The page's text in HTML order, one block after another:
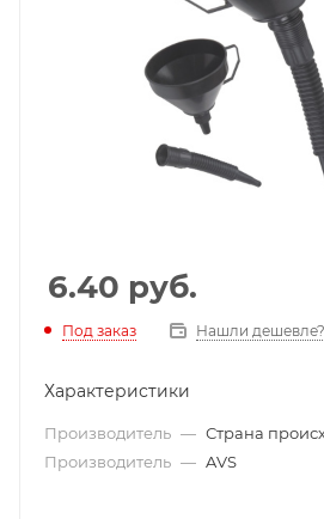
6.40 руб.
Под заказ Нашли дешевле?
Характеристики
Производитель — Страна
Производитель — AVS